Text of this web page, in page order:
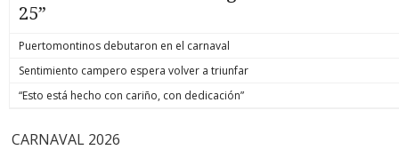
25”
Puertomontinos debutaron en el carnaval
Sentimiento campero espera volver a triunfar
“Esto está hecho con cariño, con dedicación”
CARNAVAL 2026